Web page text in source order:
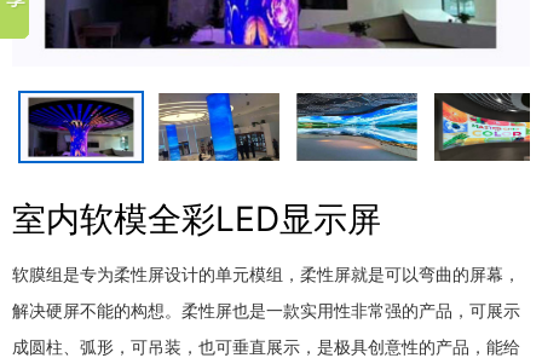
室内软模全彩LED显示屏
软膜组是专为柔性屏设计的单元模组，柔性屏就是可以弯曲的屏幕，
解决硬屏不能的构想。柔性屏也是一款实用性非常强的产品，可展示
成圆柱、弧形，可吊装，也可垂直展示，是极具创意性的产品，能给